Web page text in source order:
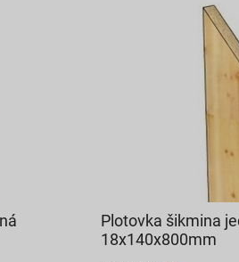
Plotovka šikmina
18x140x800mm